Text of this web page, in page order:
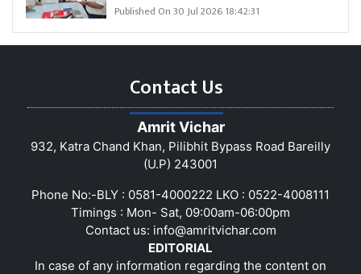
Published On 30 Jul 2026 18:42:31
Contact Us
Amrit Vichar
932, Katra Chand Khan, Pilibhit Bypass Road Bareilly
(U.P) 243001
Phone No:-BLY : 0581-4000222 LKO : 0522-4008111
Timings : Mon- Sat, 09:00am-06:00pm
Contact us: info@amritvichar.com
EDITORIAL
In case of any information regarding the content on